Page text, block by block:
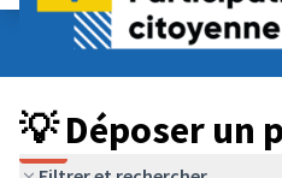
Budget Participatif ADULTE 2024
💡 Déposer un projet
💡 Déposer un